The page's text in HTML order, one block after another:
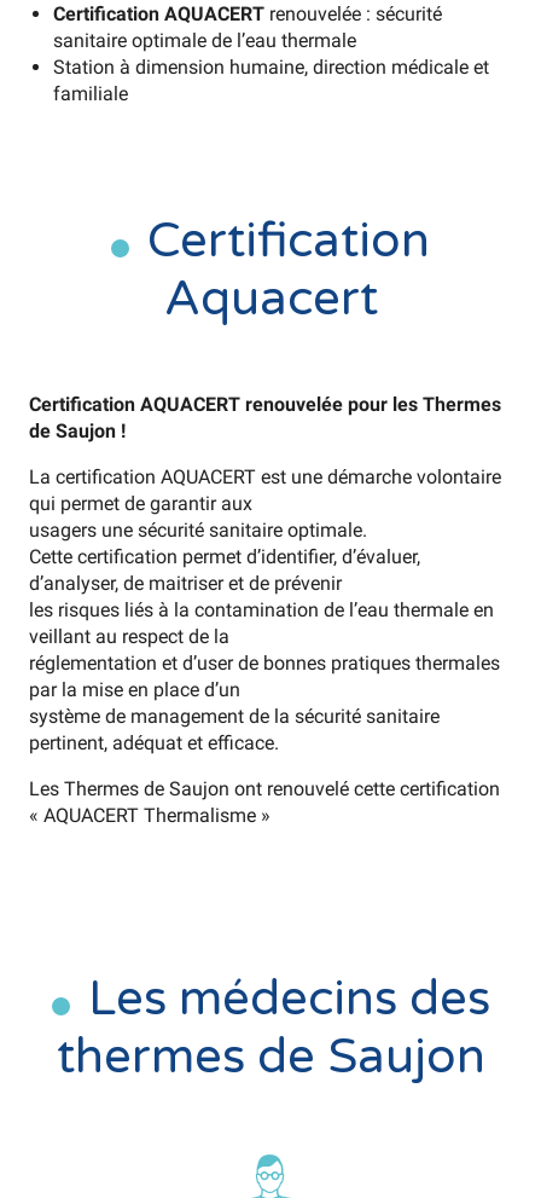
Certification AQUACERT renouvelée : sécurité
sanitaire optimale de l’eau thermale
Station à dimension humaine, direction médicale et
familiale
Certification
Aquacert
Certification AQUACERT renouvelée pour les Thermes
de Saujon !
La certification AQUACERT est une démarche volontaire
qui permet de garantir aux
usagers une sécurité sanitaire optimale.
Cette certification permet d’identifier, d’évaluer,
d’analyser, de maitriser et de prévenir
les risques liés à la contamination de l’eau thermale en
veillant au respect de la
réglementation et d’user de bonnes pratiques thermales
par la mise en place d’un
système de management de la sécurité sanitaire
pertinent, adéquat et efficace.
Les Thermes de Saujon ont renouvelé cette certification
« AQUACERT Thermalisme »
Les médecins des
thermes de Saujon